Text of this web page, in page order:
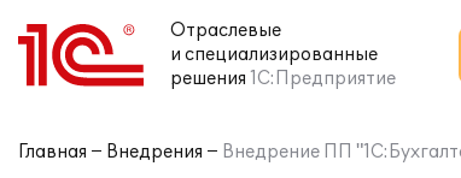
Отраслевые
и специализированные
решения 1С:Предприятие
Главная Внедрения Внедрение ПП